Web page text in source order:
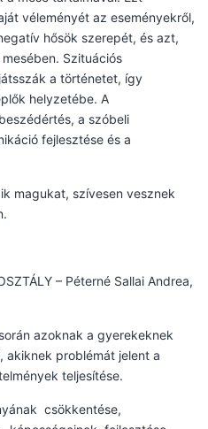
véleményét az eseményekről,
hősök szerepét, és azt,
Szituációs
a történetet, így
helyzetébe. A
a szóbeli
fejlesztése és a
magukat, szívesen vesznek
– Péterné Sallai Andrea,
azoknak a gyerekeknek
akiknek problémát jelent a
teljesítése.
csökkentése,